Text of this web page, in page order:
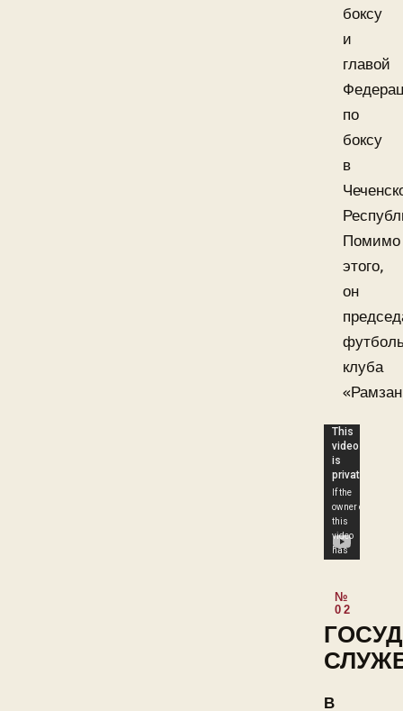
боксу
и
главой
по
боксу
в
Помимо
этого,
он
клуба
В